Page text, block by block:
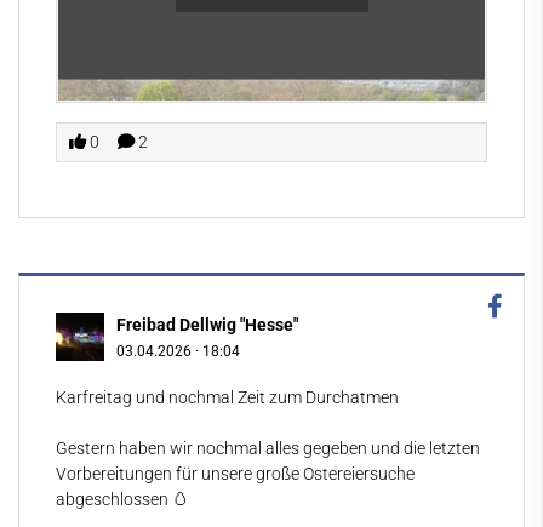
0 2
Freibad Dellwig "Hesse"
03.04.2026 · 18:04
Karfreitag und nochmal Zeit zum Durchatmen
Gestern haben wir nochmal alles gegeben und die letzten
Vorbereitungen für unsere große Ostereiersuche
abgeschlossen 🥚